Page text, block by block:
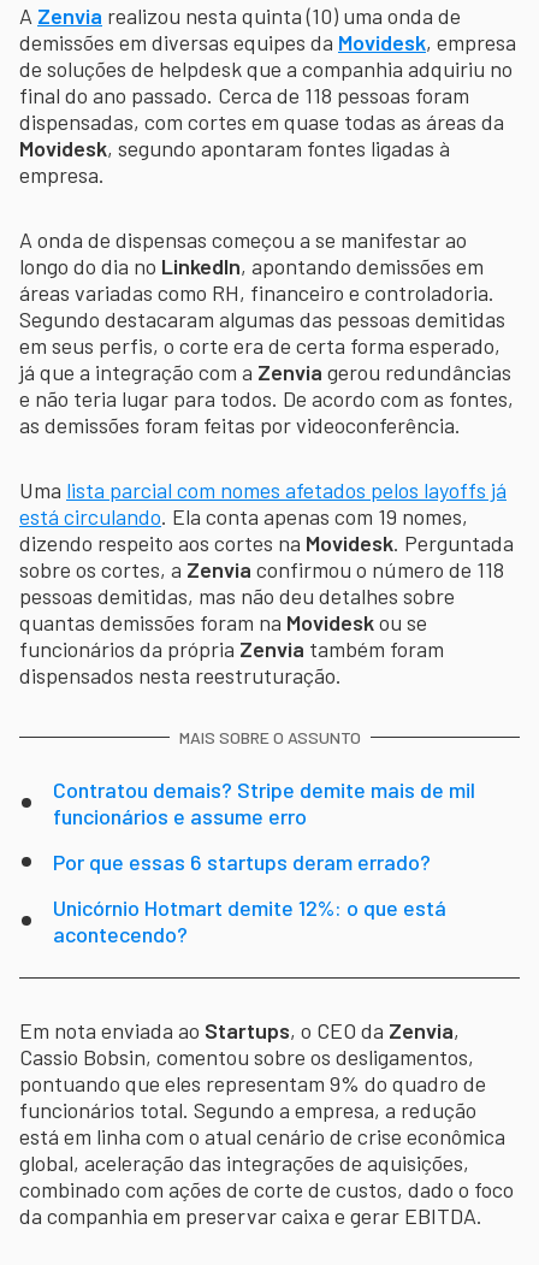
A Zenvia realizou nesta quinta (10) uma onda de
demissões em diversas equipes da Movidesk, empresa
de soluções de helpdesk que a companhia adquiriu no
final do ano passado. Cerca de 118 pessoas foram
dispensadas, com cortes em quase todas as áreas da
Movidesk, segundo apontaram fontes ligadas à
empresa.
A onda de dispensas começou a se manifestar ao
longo do dia no LinkedIn, apontando demissões em
áreas variadas como RH, financeiro e controladoria.
Segundo destacaram algumas das pessoas demitidas
em seus perfis, o corte era de certa forma esperado,
já que a integração com a Zenvia gerou redundâncias
e não teria lugar para todos. De acordo com as fontes,
as demissões foram feitas por videoconferência.
Uma lista parcial com nomes afetados pelos layoffs já
está circulando. Ela conta apenas com 19 nomes,
dizendo respeito aos cortes na Movidesk. Perguntada
sobre os cortes, a Zenvia confirmou o número de 118
pessoas demitidas, mas não deu detalhes sobre
quantas demissões foram na Movideskou se
funcionários da própria Zenvia também foram
dispensados nesta reestruturação.
MAIS SOBRE O ASSUNTO
Contratou demais? Stripe demite mais de mil
funcionários e assume erro
Por que essas 6 startups deram errado?
Unicórnio Hotmart demite 12%: o que está
acontecendo?
Em nota enviada ao Startups, o CEO da Zenvia,
Cassio Bobsin, comentou sobre os desligamentos,
pontuando que eles representam 9% do quadro de
funcionários total. Segundo a empresa, a redução
está em linha com o atual cenário de crise econômica
global, aceleração das integrações de aquisições,
combinado com ações de corte de custos, dado o foco
da companhia em preservar caixa e gerar EBITDA.